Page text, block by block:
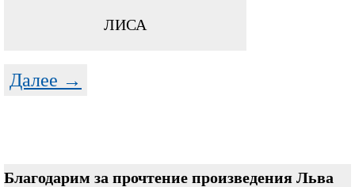
ЛИСА
Далее →
Благодарим за прочтение произведения Льва